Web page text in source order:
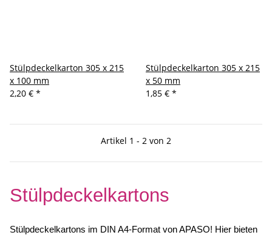
Stülpdeckelkarton 305 x 215
x 100 mm
2,20 € *
Stülpdeckelkarton 305 x 215
x 50 mm
1,85 € *
Artikel 1 - 2 von 2
Stülpdeckelkartons
Stülpdeckelkartons im DIN A4-Format von APASO! Hier bieten